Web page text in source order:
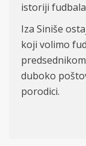
istoriji
Iza Siniše
koji volimo
duboko
porodici.